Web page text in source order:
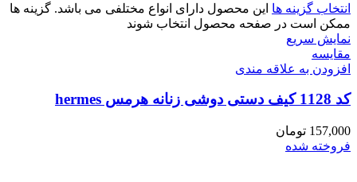
انتخاب گزینه ها این محصول دارای انواع مختلفی می باشد. گزینه ها
ممکن است در صفحه محصول انتخاب شوند
نمایش سریع
مقايسه
افزودن به علاقه مندی
کد 1128 کیف دستی دوشی زنانه هرمس hermes
157,000 تومان
فروخته شده